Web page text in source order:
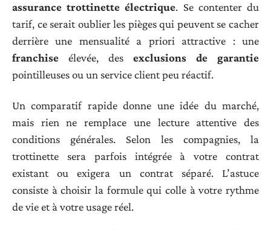
assurance trottinette électrique. Se contenter du
tarif, ce serait oublier les pièges qui peuvent se cacher
derrière une mensualité a priori attractive : une
franchise élevée, des exclusions de garantie
pointilleuses ou un service client peu réactif.
Un comparatif rapide donne une idée du marché,
mais rien ne remplace une lecture attentive des
conditions générales. Selon les compagnies, la
trottinette sera parfois intégrée à votre contrat
existant ou exigera un contrat séparé. L’astuce
consiste à choisir la formule qui colle à votre rythme
de vie et à votre usage réel.